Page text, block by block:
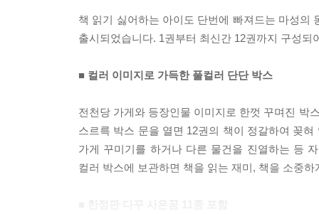
책 읽기 싫어하는 아이도 단번에 빠져드는 마성의
출시되었습니다. 1권부터 최신간 12권까지 구성되
■ 컬러 이미지로 가득한 풀컬러 단단 박스
전천당 가게와 등장인물 이미지로 한껏 꾸며진 박
스르륵 박스 문을 열면 12권의 책이 정갈하여 꽂
가게 꾸미기를 하거나 다른 물건을 진열하는 등
컬러 박스에 보관하면 책을 읽는 재미, 책을 소중